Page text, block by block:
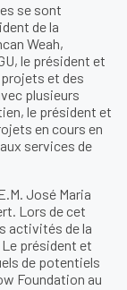
se sont
de la
Weah,
le président et
projets et des
plusieurs
le président et
en cours en
services de
José Maria
Lors de cet
activités de la
Le président et
de potentiels
Foundation au